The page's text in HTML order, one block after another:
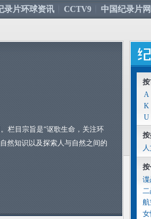
录片环球资讯 CCTV9 中国纪录片网
栏目宗旨是“讴歌生命，关注环
然知识以及探索人与自然之间的
按
A
K
U
按
按
航